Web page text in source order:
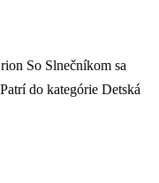
So Slnečníkom sa
do kategórie Detská